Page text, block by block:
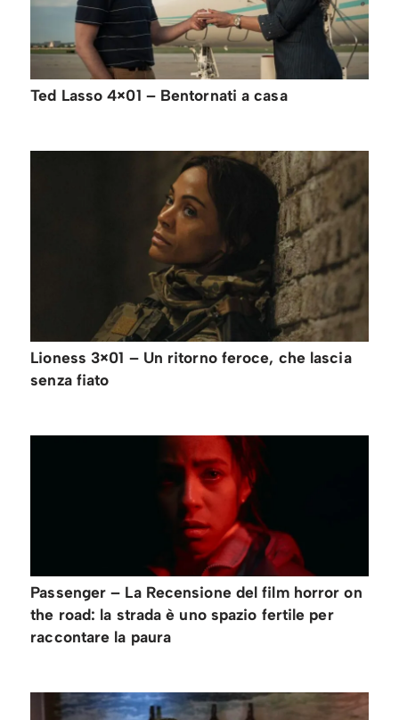
Ted Lasso 4×01 – Bentornati a casa
Lioness 3×01 – Un ritorno feroce, che lascia
senza fiato
Passenger – La Recensione del film horror on
the road: la strada è uno spazio fertile per
raccontare la paura